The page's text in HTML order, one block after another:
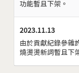
功能暫且下架。
2023.11.13
由於貢獻紀錄參雜
燒燙燙新詞暫且下